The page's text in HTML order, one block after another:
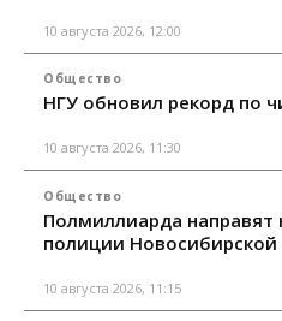
10 августа 2026, 12:00
Общество
НГУ обновил рекорд по
10 августа 2026, 11:30
Общество
Полмиллиарда
полиции Новосибирской
10 августа 2026, 11:15